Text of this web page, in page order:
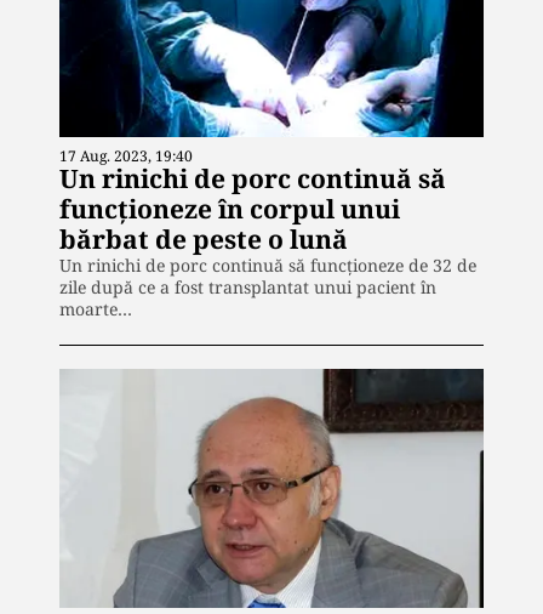
17 Aug. 2023, 19:40
Un rinichi de porc continuă să
funcționeze în corpul unui
bărbat de peste o lună
Un rinichi de porc continuă să funcționeze de 32 de
zile după ce a fost transplantat unui pacient în
moarte…